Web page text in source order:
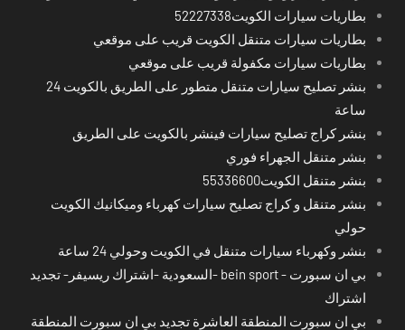
بطاريات سيارات الكويت52227338
بطاريات سيارات متنقل الكويت قريب على موقعي
بطاريات سيارات مكفولة قريب على موقعي
بنشر تصليح سيارات متنقل متطور على الطريق بالكويت 24
ساعة
بنشر كراج تصليح سيارات فينشر بالكويت على الطريق
بنشر متنقل الجهراء فوري
بنشر متنقل الكويت55336600
بنشر متنقل و كراج تصليح سيارات كهرباء وميكانيك الكويت
حولي
بنشر وكهرباء سيارات متنقل في الكويت وحولي 24 ساعة
بي ان سبورت - bein sport -السعودية -اشتراك ريسيفر- تجديد
اشتراك
بي ان سبورت المنطقة العاشرة تجديد بي ان سبورت المنطقة